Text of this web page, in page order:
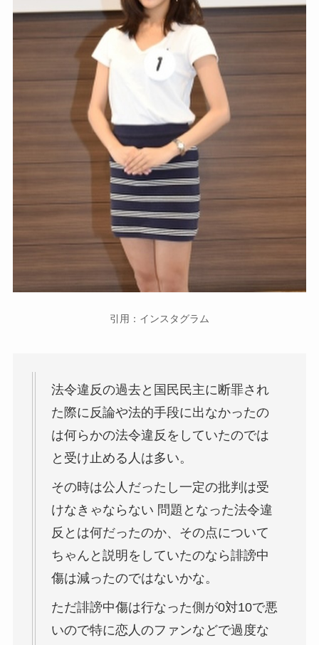
引用：インスタグラム
法令違反の過去と国民民主に断罪され
た際に反論や法的手段に出なかったの
は何らかの法令違反をしていたのでは
と受け止める人は多い。
その時は公人だったし一定の批判は受
けなきゃならない 問題となった法令違
反とは何だったのか、その点について
ちゃんと説明をしていたのなら誹謗中
傷は減ったのではないかな。
ただ誹謗中傷は行なった側が0対10で悪
いので特に恋人のファンなどで過度な